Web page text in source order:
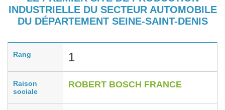
INDUSTRIELLE DU SECTEUR AUTOMOBILE
DU DÉPARTEMENT SEINE-SAINT-DENIS
Rang 1
Raison
sociale
ROBERT BOSCH FRANCE